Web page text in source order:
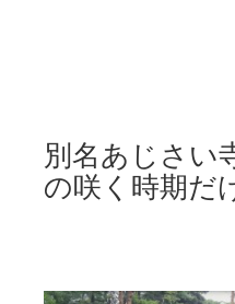
別名あじさい
の咲く時期だ